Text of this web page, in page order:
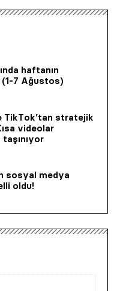
haftanın
(1-7 Ağustos)
TikTok’tan stratejik
videolar
taşınıyor
sosyal medya
oldu!